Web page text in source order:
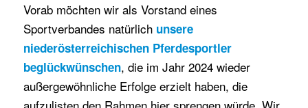
Vorab möchten wir als Vorstand eines
Sportverbandes natürlich unsere
niederösterreichischen Pferdesportler
beglückwünschen, die im Jahr 2024 wieder
außergewöhnliche Erfolge erzielt haben, die